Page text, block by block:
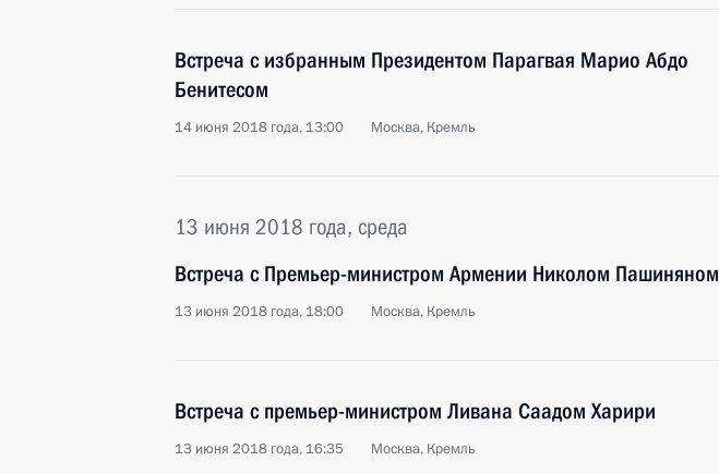
Встреча с избранным Президентом Парагвая Марио Абдо
Бенитесом
14 июня 2018 года, 13:00 Москва, Кремль
13 июня 2018 года, среда
Встреча с Премьер-министром Армении Николом Пашиняном
13 июня 2018 года, 18:00 Москва, Кремль
Встреча с премьер-министром Ливана Саадом Харири
13 июня 2018 года, 16:35 Москва, Кремль